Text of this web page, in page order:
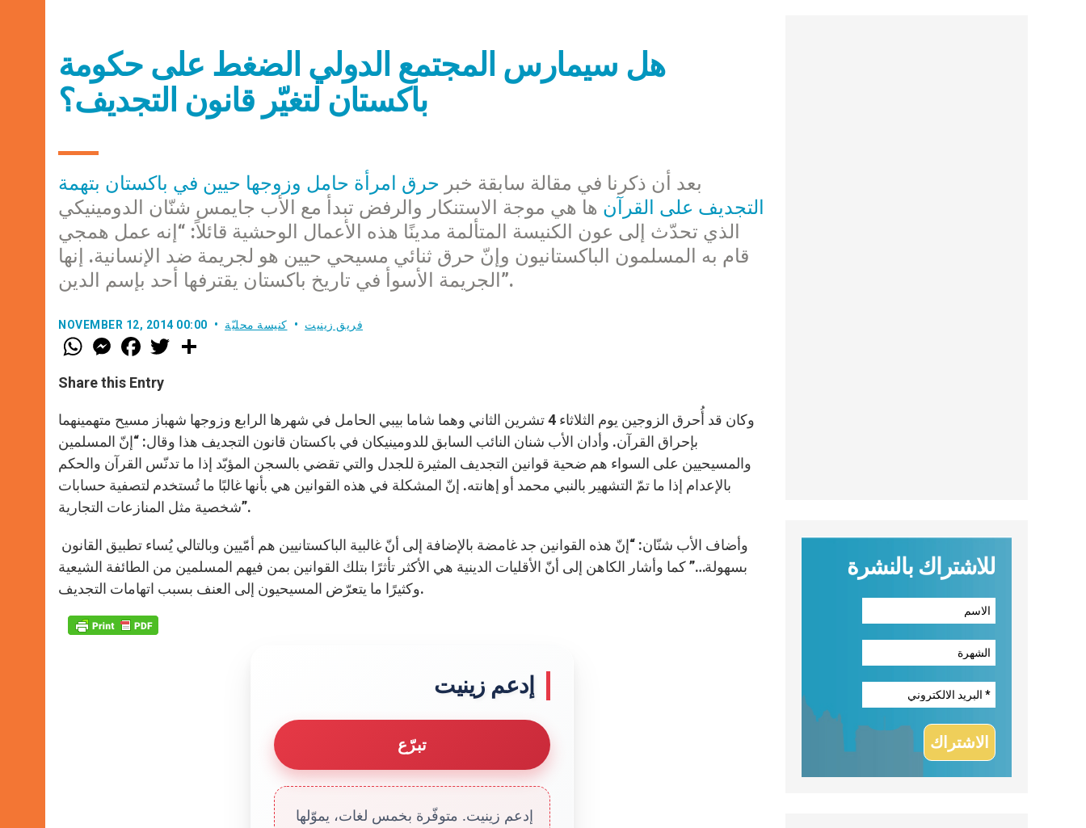
هل سيمارس المجتمع الدولي الضغط على حكومة
باكستان لتغيّر قانون التجديف؟
بعد أن ذكرنا في مقالة سابقة خبر حرق امرأة حامل وزوجها حيين في باكستان بتهمة
التجديف على القرآن ها هي موجة الاستنكار والرفض تبدأ مع الأب جايمس شنّان الدومينيكي
الذي تحدّث إلى عون الكنيسة المتألمة مدينًا هذه الأعمال الوحشية قائلاً: “إنه عمل همجي
قام به المسلمون الباكستانيون وإنّ حرق ثنائي مسيحي حيين هو لجريمة ضد الإنسانية. إنها
الجريمة الأسوأ في تاريخ باكستان يقترفها أحد بإسم الدين”.
NOVEMBER 12, 2014 00:00 فريق زينيت كنيسة محليّة
W
h
t
s
p
p
M
e
s
e
g
e
r
F
a
e
b
o
k
w
r
Share this Entry
وكان قد أُحرق الزوجين يوم الثلاثاء 4 تشرين الثاني وهما شاما بيبي الحامل في شهرها الرابع وزوجها شهباز مسيح متهمينهما
بإحراق القرآن. وأدان الأب شنان النائب السابق للدومينيكان في باكستان قانون التجديف هذا وقال: “إنّ المسلمين
والمسيحيين على السواء هم ضحية قوانين التجديف المثيرة للجدل والتي تقضي بالسجن المؤبّد إذا ما تدنّس القرآن والحكم
بالإعدام إذا ما تمّ التشهير بالنبي محمد أو إهانته. إنّ المشكلة في هذه القوانين هي بأنها غالبًا ما تُستخدم لتصفية حسابات
شخصية مثل المنازعات التجارية”.
بسهولة…” كما وأشار الكاهن إلى أنّ الأقليات الدينية هي الأكثر تأثرًا بتلك القوانين بمن فيهم المسلمين من الطائفة الشيعية
وكثيرًا ما يتعرّض المسيحيون إلى العنف بسبب اتهامات التجديف.
إدعم زينيت
تبرّع
إدعم زينيت. متوفّرة بخمس لغات، يموّلها
للاشتراك بالنشرة